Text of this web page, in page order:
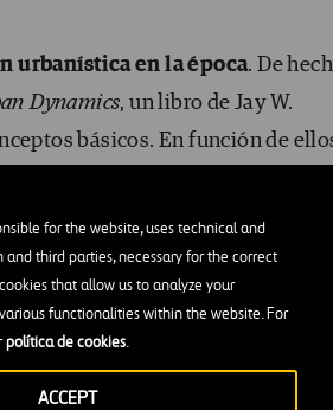
for the website, uses technical and
and third parties, necessary for the correct
that allow us to analyze your
functionalities within the website. For
política de cookies.
ACCEPT
urbanística en la época. De
Dynamics, un libro de Jay W.
básicos. En función de
tipos (industrial, comercial,
capacidad de las carreteras y los